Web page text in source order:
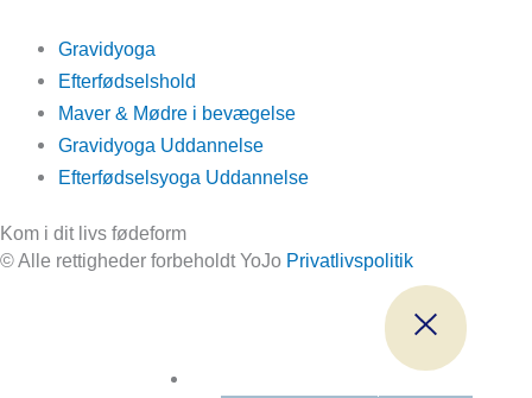
Gravidyoga
Efterfødselshold
Maver & Mødre i bevægelse
Gravidyoga Uddannelse
Efterfødselsyoga Uddannelse
Kom i dit livs fødeform
© Alle rettigheder forbeholdt YoJo Privatlivspolitik